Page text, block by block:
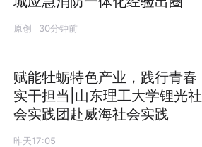
原创 30分钟前
赋能牡蛎特色产业，践行青春
实干担当|山东理工大学锂光社
会实践团赴威海社会实践
昨天17:05